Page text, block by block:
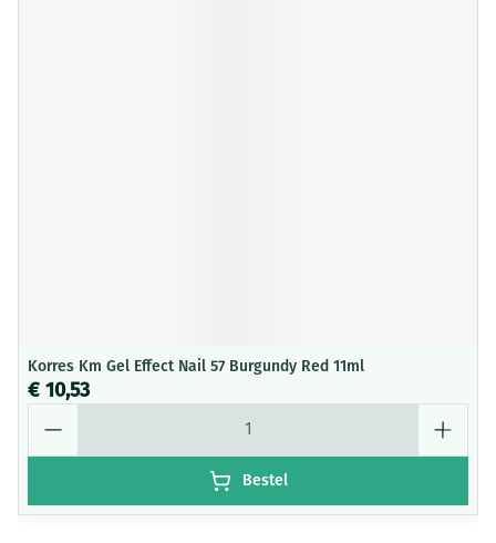
Korres Km Gel Effect Nail 57 Burgundy Red 11ml
€ 10,53
Bestel